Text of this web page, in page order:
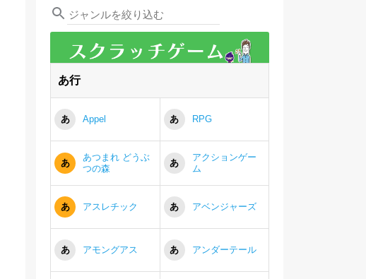
あ行
あ Appel あ RPG
あ
あつまれ どうぶ
つの森
あ
アクションゲー
ム
あ アスレチック あ アベンジャーズ
あ アモングアス あ アンダーテール